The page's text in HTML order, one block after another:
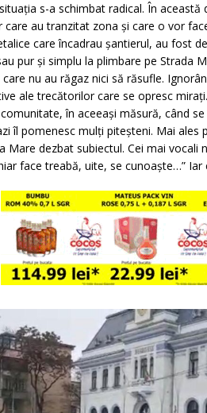
s-a schimbat radical. În
care au tranzitat zona și care o vor
care încadrau șantierul, au fost
pur și simplu la plimbare pe Strada
nu au răgaz nici să răsufle.
ale trecătorilor care se opresc
în aceeași măsură, când
îl pomenesc mulți piteșteni. Mai ales
Mare dezbat subiectul. Cei mai vocali
face treabă, uite, se cunoaște…” Iar